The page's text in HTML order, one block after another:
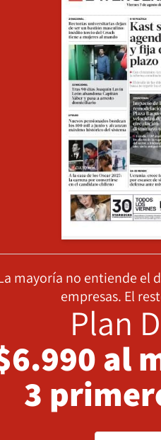
mayoría no entiende el
empresas. El
Plan
al
3